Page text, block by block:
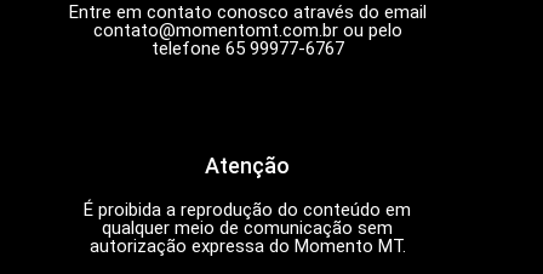
Entre em contato conosco através do email
contato@momentomt.com.brou pelo
telefone 65 99977-6767
Atenção
É proibida a reprodução do conteúdo em
qualquer meio de comunicação sem
autorização expressa do Momento MT.